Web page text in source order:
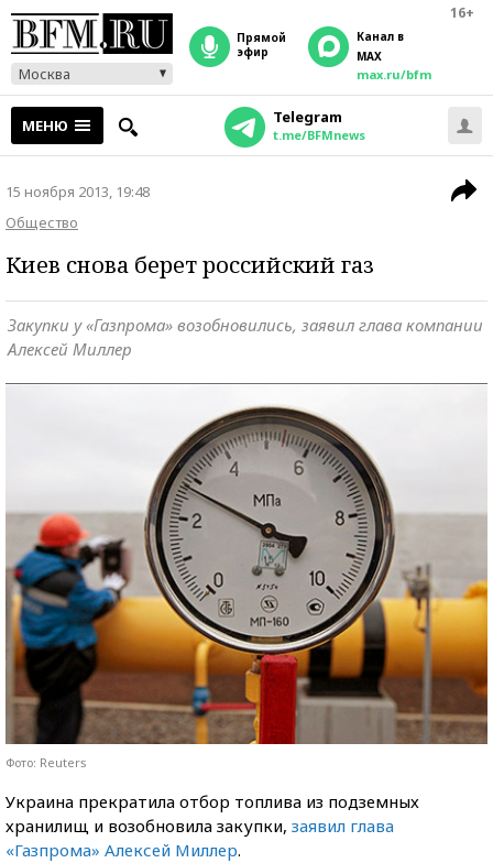
16+
Москва
прямой
эфир
Канал в
MAX
max.ru/bfm
МЕНЮ Telegram
t.me/BFMnews
15 ноября 2013, 19:48
Общество
Киев снова берет российский газ
Закупки у «Газпрома» возобновились, заявил глава компании
Алексей Миллер
Фото: Reuters
Украина прекратила отбор топлива из подземных
хранилищ и возобновила закупки, заявил глава
«Газпрома» Алексей Миллер.